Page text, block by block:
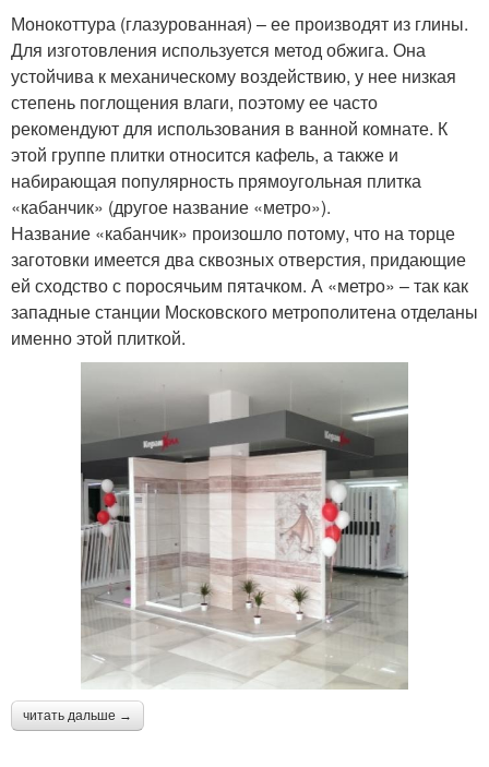
Монокоттура (глазурованная) – ее производят из глины.
Для изготовления используется метод обжига. Она
устойчива к механическому воздействию, у нее низкая
степень поглощения влаги, поэтому ее часто
рекомендуют для использования в ванной комнате. К
этой группе плитки относится кафель, а также и
набирающая популярность прямоугольная плитка
«кабанчик» (другое название «метро»).
Название «кабанчик» произошло потому, что на торце
заготовки имеется два сквозных отверстия, придающие
ей сходство с поросячьим пятачком. А «метро» – так как
западные станции Московского метрополитена отделаны
именно этой плиткой.
читать дальше →